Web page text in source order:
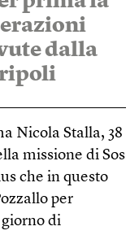
dalla
Nicola Stalla, 38
missione di Sos
che in questo
per
giorno di